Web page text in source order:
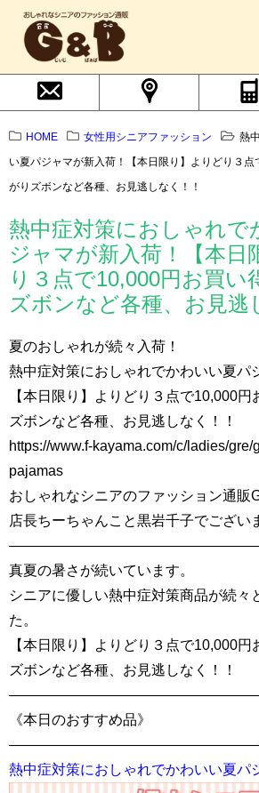
HOME 女性用シニアファッション
熱
い夏パジャマが新入荷！【本日限り】よりどり３
がりズボンなど各種、お見逃しなく！！
熱中症対策におしゃれで
ジャマが新入荷！【本日
り３点で10,000円お買い
ズボンなど各種、お見逃
夏のおしゃれが続々入荷！
熱中症対策におしゃれでかわいい夏パ
【本日限り】よりどり３点で10,000円
ズボンなど各種、お見逃しなく！！
https://www.f-kayama.com/c/ladies/gre/
pajamas
おしゃれなシニアのファッション通販
店長ちーちゃんこと黒岩千子でござい
真夏の暑さが続いています。
シニアに優しい熱中症対策商品が続々
た。
【本日限り】よりどり３点で10,000円
ズボンなど各種、お見逃しなく！！
《本日のおすすめ品》
—————————————————–
熱中症対策におしゃれでかわいい夏パ